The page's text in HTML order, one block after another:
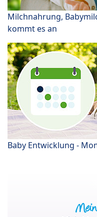
Milchnahrung,
kommt es an
Baby Entwicklung -